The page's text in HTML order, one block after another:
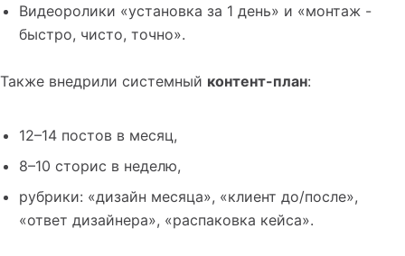
Видеоролики «установка за 1 день» и «монтаж -
быстро, чисто, точно».
Также внедрили системный контент-план:
12–14 постов в месяц,
8–10 сторис в неделю,
рубрики: «дизайн месяца», «клиент до/после»,
«ответ дизайнера», «распаковка кейса».